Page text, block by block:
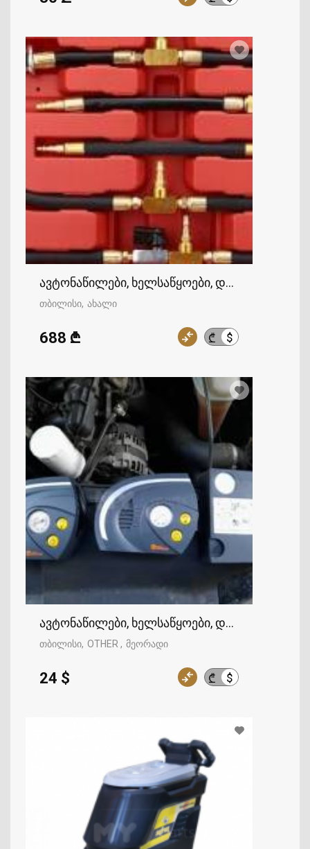
ავტონაწილები, ხელსაწყოები, დანადგარები,
თბილისი ახალი
₾ $
688 ₾
ავტონაწილები, ხელსაწყოები, დანადგარები,
თბილისი OTHER მეორადი
₾ $
24 $